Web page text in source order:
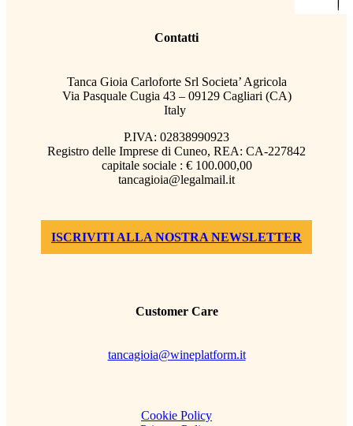
Contatti
Tanca Gioia Carloforte Srl Societa’ Agricola
Via Pasquale Cugia 43 – 09129 Cagliari (CA)
Italy
P.IVA: 02838990923
Registro delle Imprese di Cuneo, REA: CA-227842
capitale sociale : € 100.000,00
tancagioia@legalmail.it
ISCRIVITI ALLA NOSTRA NEWSLETTER
Customer Care
tancagioia@wineplatform.it
Cookie Policy